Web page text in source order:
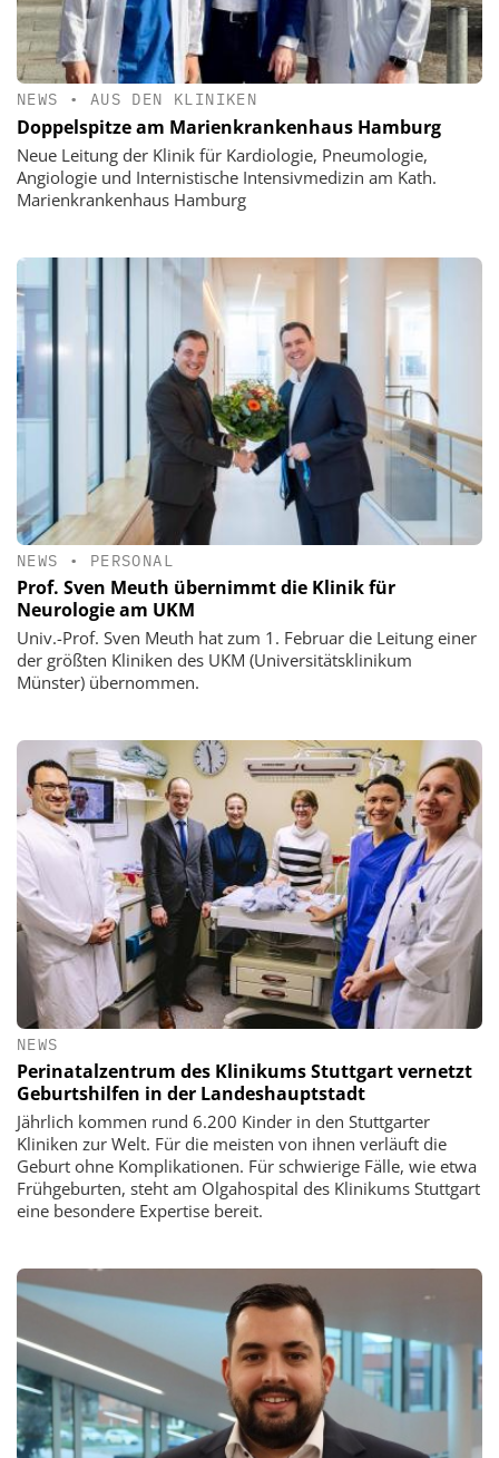
NEWS • AUS DEN KLINIKEN
Doppelspitze am Marienkrankenhaus Hamburg
Neue Leitung der Klinik für Kardiologie, Pneumologie,
Angiologie und Internistische Intensivmedizin am Kath.
Marienkrankenhaus Hamburg
NEWS • PERSONAL
Prof. Sven Meuth übernimmt die Klinik für
Neurologie am UKM
Univ.-Prof. Sven Meuth hat zum 1. Februar die Leitung einer
der größten Kliniken des UKM (Universitätsklinikum
Münster) übernommen.
NEWS
Perinatalzentrum des Klinikums Stuttgart vernetzt
Geburtshilfen in der Landeshauptstadt
Jährlich kommen rund 6.200 Kinder in den Stuttgarter
Kliniken zur Welt. Für die meisten von ihnen verläuft die
Geburt ohne Komplikationen. Für schwierige Fälle, wie etwa
Frühgeburten, steht am Olgahospital des Klinikums Stuttgart
eine besondere Expertise bereit.